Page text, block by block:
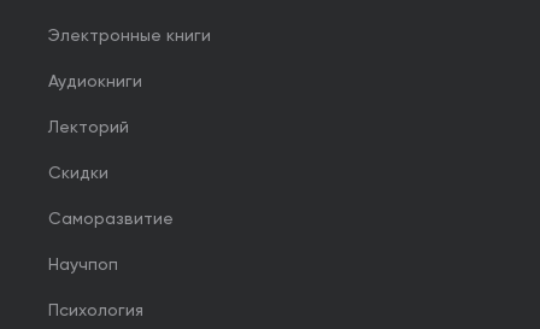
Электронные книги
Аудиокниги
Лекторий
Скидки
Саморазвитие
Научпоп
Психология